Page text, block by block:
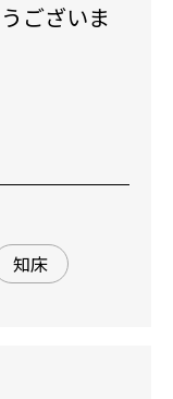
ございま
知床